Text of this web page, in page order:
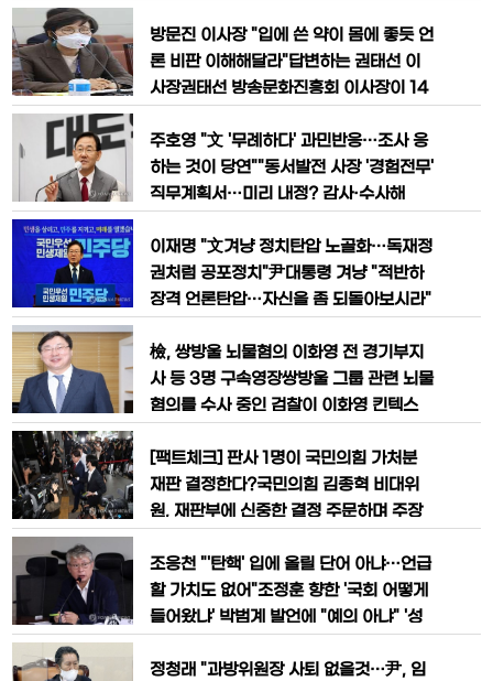
에서 발언을 하고 있다."너무 긴장하지 마
십시오. 국민들에게 진정성 있게, 솔직하
게
정진석 비대위원장국민의힘 정진석 비상
대책위원장이 13일 오전 대구시당에서 열
린 대구·경북 현장 비상대책위원회 회의
대책위원장은 13일 "대구·경북은 우리 당
의 뿌리이자 심장이다. 위기마다 대구·경
북은 우리 당
방문진 이사장 "입에 쓴 약이 몸에 좋듯 언
론 비판 이해해달라"답변하는 권태선 이
사장권태선 방송문화진흥회 이사장이 14
보방송통신위원회, 방송문화진흥회, 한국
방송광고진흥공사에 대한 국정감사에서
의원들의 질의에 답하고 있다. 2021.10.1
리·감독기구인 방송문화진흥회(이하 방문
진)가 최근 불거진 윤석열 대통령의 비속
어 발언
주호영 "文 '무례하다' 과민반응…조사 응
하는 것이 당연""동서발전 사장 '경험전무'
직무계획서…미리 내정? 감사·수사해
인 전 대통령이 감사원의 '서해 공무원 피
격 사건' 관련 서면조사 통보를 거부한 데
대해 "대한민국 국민은 누구나 법 앞에 평
을 가질 수도 없고 (조사에) 응해야 하는
것이 당연하다고 본다"고 말했다.주
이재명 "文겨냥 정치탄압 노골화…독재정
권처럼 공포정치"尹대통령 겨냥 "적반하
장격 언론탄압…자신을 좀 되돌아보시라"
직한 사냥개 자인"의원총회에서 발언하는
이재명 대표더불어민주당 이재명 대표가
27일 국회에서 열린 의원총회에서 발언
민주당 이재명 대표는 4일 문재인 전 대통
령에 대한 감사원의 서면 조사 통보에 "이
미
檢, 쌍방울 뇌물혐의 이화영 전 경기부지
사 등 3명 구속영장쌍방울 그룹 관련 뇌물
혐의를 수사 중인 검찰이 이화영 킨텍스
자 3명에 대해 구속영장을 신청했다.수원
지검 형사6부(김영남 부장검사)는 22일
특정범죄가중처벌법상 뇌물 혐의로 이 대
영 경기도 평화부지사[경기도 /연합뉴스
사진 제공. 재판매 및 DB금지]이 대표는
2
[팩트체크] 판사 1명이 국민의힘 가처분
재판 결정한다?국민의힘 김종혁 비대위
원, 재판부에 신중한 결정 주문하며 주장
수석부장판사에 배석판사 2명으로 구성
국민의힘 김종혁 비상대책위원은 14일 M
BC 라디오와의 인터뷰에서 "본안 사안
서는 합의재판부가 이루어지고 대법원 같
조응천 "'탄핵' 입에 올릴 단어 아냐…언급
할 가치도 없어"조정훈 향한 '국회 어떻게
들어왔냐' 박범계 발언에 "예의 아냐" '성
법"더불어민주당 조응천 의원이 지난 7월
정청래 "과방위원장 사퇴 없을것…尹, 임